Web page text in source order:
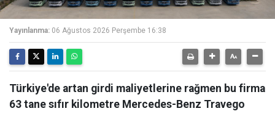
Yayınlanma: 06 Ağustos 2026 Perşembe 16:38
Türkiye'de artan girdi maliyetlerine rağmen bu firma
63 tane sıfır kilometre Mercedes-Benz Travego